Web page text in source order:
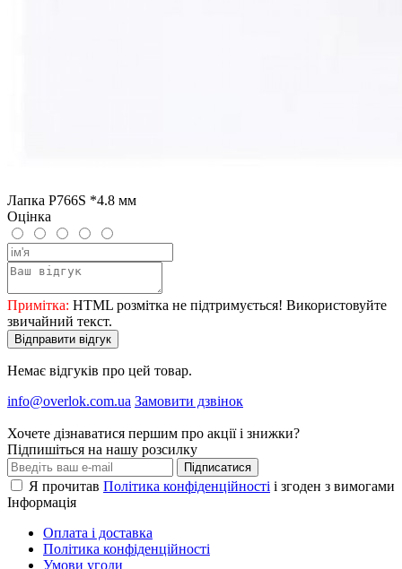
Лапка P766S *4.8 мм
Оцінка
Примітка: HTML розмітка не підтримується! Використовуйте
звичайний текст.
Відправити відгук
Немає відгуків про цей товар.
info@overlok.com.ua Замовити дзвінок
Хочете дізнаватися першим про акції і знижки?
Підпишіться на нашу розсилку
Підписатися
Я прочитав Політика конфіденційності і згоден з вимогами
Інформація
Оплата і доставка
Політика конфіденційності
Умови угоди